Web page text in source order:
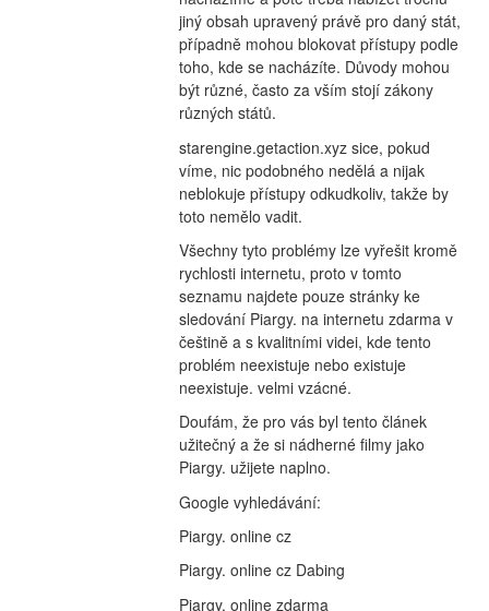
jiný obsah upravený právě pro daný stát,
případně mohou blokovat přístupy podle
toho, kde se nacházíte. Důvody mohou
být různé, často za vším stojí zákony
různých států.
starengine.getaction.xyz sice, pokud
víme, nic podobného nedělá a nijak
neblokuje přístupy odkudkoliv, takže by
toto nemělo vadit.
Všechny tyto problémy lze vyřešit kromě
rychlosti internetu, proto v tomto
seznamu najdete pouze stránky ke
sledování Piargy. na internetu zdarma v
češtině a s kvalitními videi, kde tento
problém neexistuje nebo existuje
neexistuje. velmi vzácné.
Doufám, že pro vás byl tento článek
užitečný a že si nádherné filmy jako
Piargy. užijete naplno.
Google vyhledávání:
Piargy. online cz
Piargy. online cz Dabing
Piargy. online zdarma